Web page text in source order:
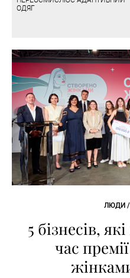
ОДЯГ
ЛЮДИ
5 бізнесів,
час